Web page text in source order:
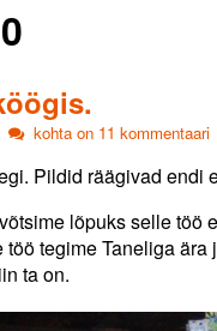
Reheahju
köögis.
kohta on 11 kommentaari
Pildid räägivad endi
lõpuks selle töö
tegime Taneliga
ta on.